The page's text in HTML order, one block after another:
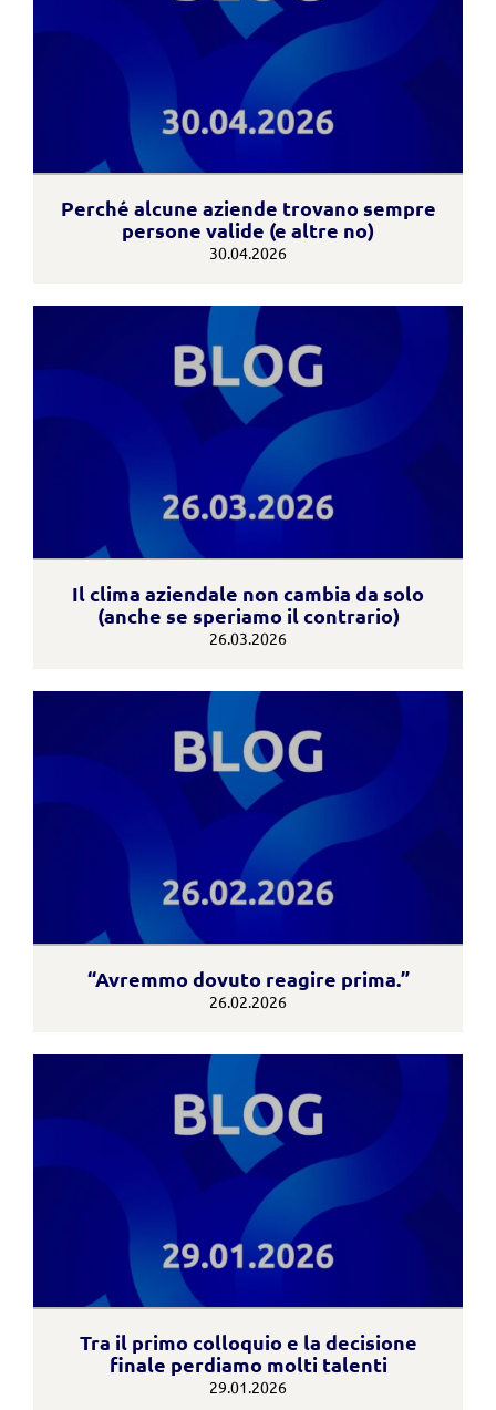
Perché alcune aziende trovano sempre
persone valide (e altre no)
30.04.2026
Il clima aziendale non cambia da solo
(anche se speriamo il contrario)
26.03.2026
“Avremmo dovuto reagire prima.”
26.02.2026
Tra il primo colloquio e la decisione
finale perdiamo molti talenti
29.01.2026